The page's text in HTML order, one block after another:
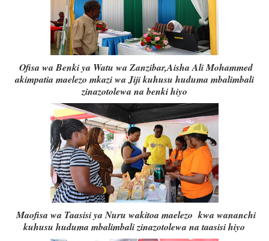
Ofisa wa Benki ya Watu wa Zanzibar,Aisha Ali Mohammed
akimpatia maelezo mkazi wa Jiji kuhusu huduma mbalimbali
zinazotolewa na benki hiyo
Maofisa wa Taasisi ya Nuru wakitoa maelezo kwa wananchi
kuhusu huduma mbalimbali zinazotolewa na taasisi hiyo